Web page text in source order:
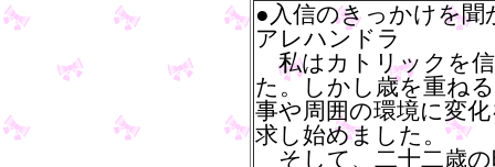
●入信のきっかけを聞
アレハンドラ
私はカトリックを
た。しかし歳を重ね
事や周囲の環境に変
求し始めました。
そして、二十二歳